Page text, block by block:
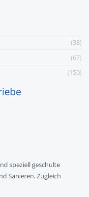
(38)
(67)
(150)
speziell geschulte
Sanieren. Zugleich